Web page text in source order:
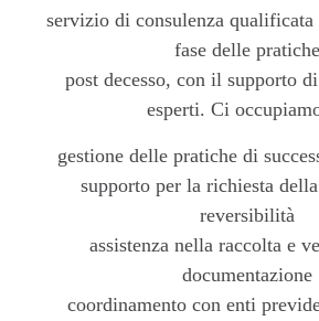
servizio di consulenza qualificata
fase delle pratiche
post decesso, con il supporto
esperti. Ci
gestione delle pratiche di
supporto per la richiesta
reversibilità
assistenza nella raccolta e
documentazione
coordinamento con enti